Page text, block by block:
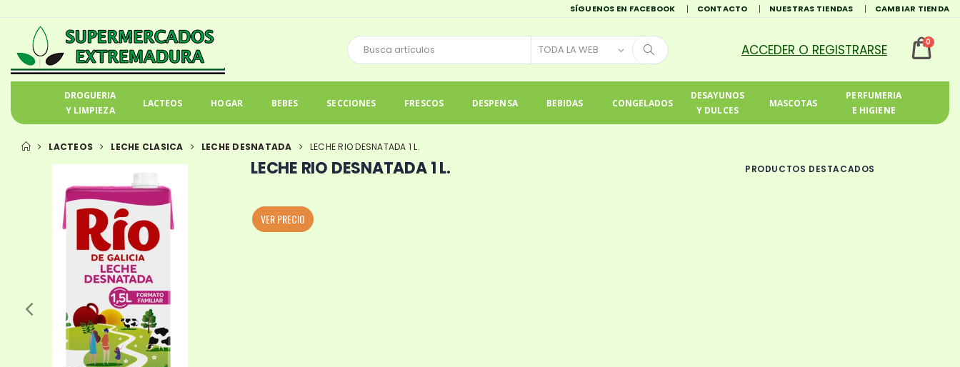
SÍGUENOS EN FACEBOOK CONTACTO NUESTRAS TIENDAS CAMBIAR TIENDA
0
DROGUERIA
Y LIMPIEZA
LACTEOS HOGAR BEBES SECCIONES FRESCOS DESPENSA BEBIDAS CONGELADOS
DESAYUNOS
Y DULCES
MASCOTAS
PERFUMERIA
E HIGIENE
LACTEOS LECHE CLASICA LECHE DESNATADA LECHE RIO DESNATADA 1 L.
LECHE RIO DESNATADA 1 L.
VER PRECIO
PRODUCTOS DESTACADOS